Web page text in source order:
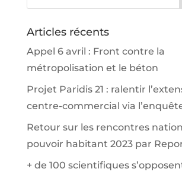
Articles récents
Appel 6 avril : Front contre la
métropolisation et le béton
Projet Paridis 21 : ralentir
centre-commercial via
Retour sur les rencontres
pouvoir habitant 2023 par
+ de 100 scientifiques